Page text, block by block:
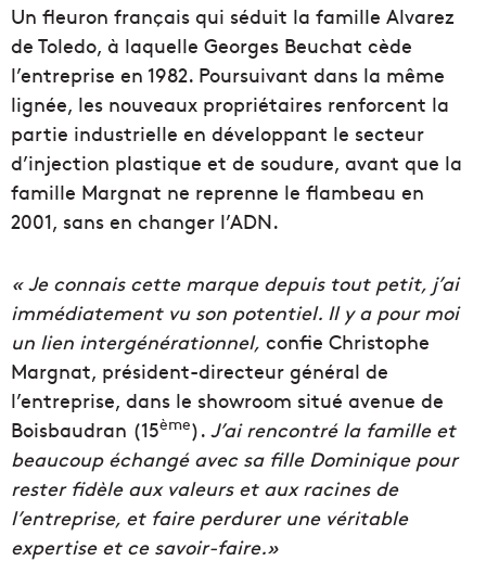
Un fleuron français qui séduit la famille Alvarez
de Toledo, à laquelle Georges Beuchat cède
l’entreprise en 1982. Poursuivant dans la même
lignée, les nouveaux propriétaires renforcent la
partie industrielle en développant le secteur
d’injection plastique et de soudure, avant que la
famille Margnat ne reprenne le flambeau en
2001, sans en changer l’ADN.
« Je connais cette marque depuis tout petit, j’ai
immédiatement vu son potentiel. Il y a pour moi
un lien intergénérationnel, confie Christophe
Margnat, président-directeur général de
l’entreprise, dans le showroom situé avenue de
Boisbaudran (15ème). J’ai rencontré la famille et
beaucoup échangé avec sa fille Dominique pour
rester fidèle aux valeurs et aux racines de
l’entreprise, et faire perdurer une véritable
expertise et ce savoir-faire.»